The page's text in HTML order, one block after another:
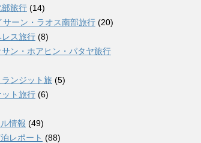
旅行 (14)
ーン・ラオス南部旅行 (20)
ス旅行 (8)
ン・ホアヒン・パタヤ旅行
ンジット旅 (5)
ト旅行 (6)
情報 (49)
レポート (88)